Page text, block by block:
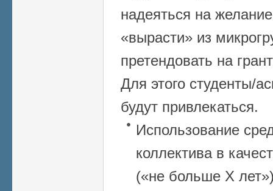
надеяться на
«вырасти» из
претендовать на
Для этого студенты/
будут привлекаться.
Использование
коллектива в
(«не больше Х